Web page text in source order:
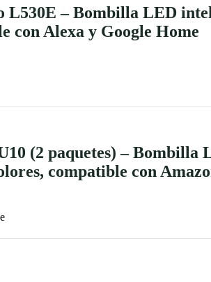
L530E – Bombilla LED
con Alexa y Google Home
(2 paquetes) –
compatible con